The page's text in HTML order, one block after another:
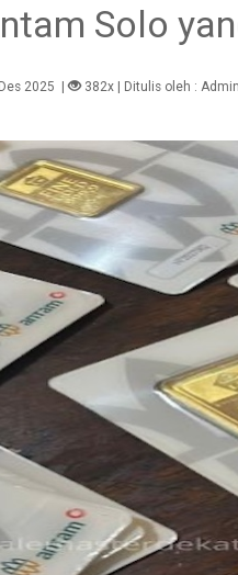
Solo
2025 | 382x| Ditulis oleh : Admin